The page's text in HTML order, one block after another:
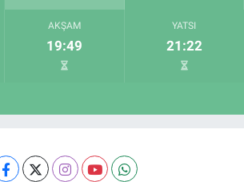
AKŞAM
19:49
YATSI
21:22